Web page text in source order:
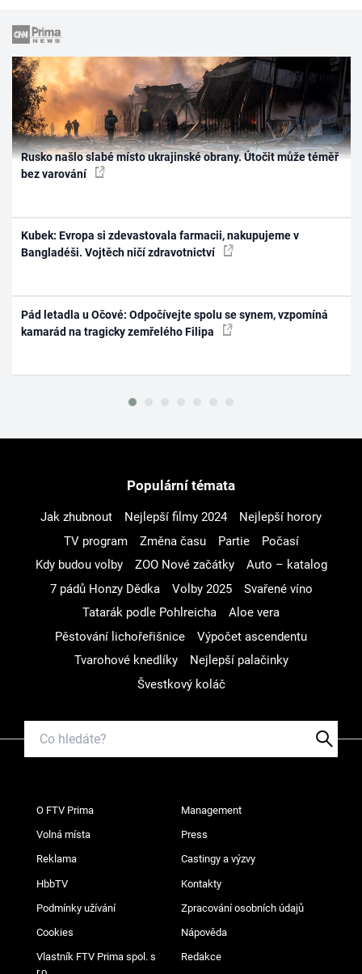
Rusko našlo slabé místo ukrajinské obrany. Útočit může téměř
bez varování
Kubek: Evropa si zdevastovala farmacii, nakupujeme v
Bangladéši. Vojtěch ničí zdravotnictví
Pád letadla u Očové: Odpočívejte spolu se synem, vzpomíná
kamarád na tragicky zemřelého Filipa
Populární témata
Jak zhubnout Nejlepší filmy 2024
Nejlepší horory
TV program
Změna času Partie
Počasí
Kdy budou volby
ZOO Nové začátky
Auto – katalog
7 pádů Honzy Dědka
Volby 2025
Svařené víno
Tatarák podle Pohlreicha
Aloe vera
Pěstování lichořeřišnice
Výpočet ascendentu
Tvarohové knedlíky
Nejlepší palačinky
Švestkový koláč
O FTV Prima Management
Volná místa Press
Reklama Castingy a výzvy
HbbTV Kontakty
Podmínky užívání Zpracování osobních údajů
Cookies Nápověda
Vlastník FTV Prima spol. s
Redakce